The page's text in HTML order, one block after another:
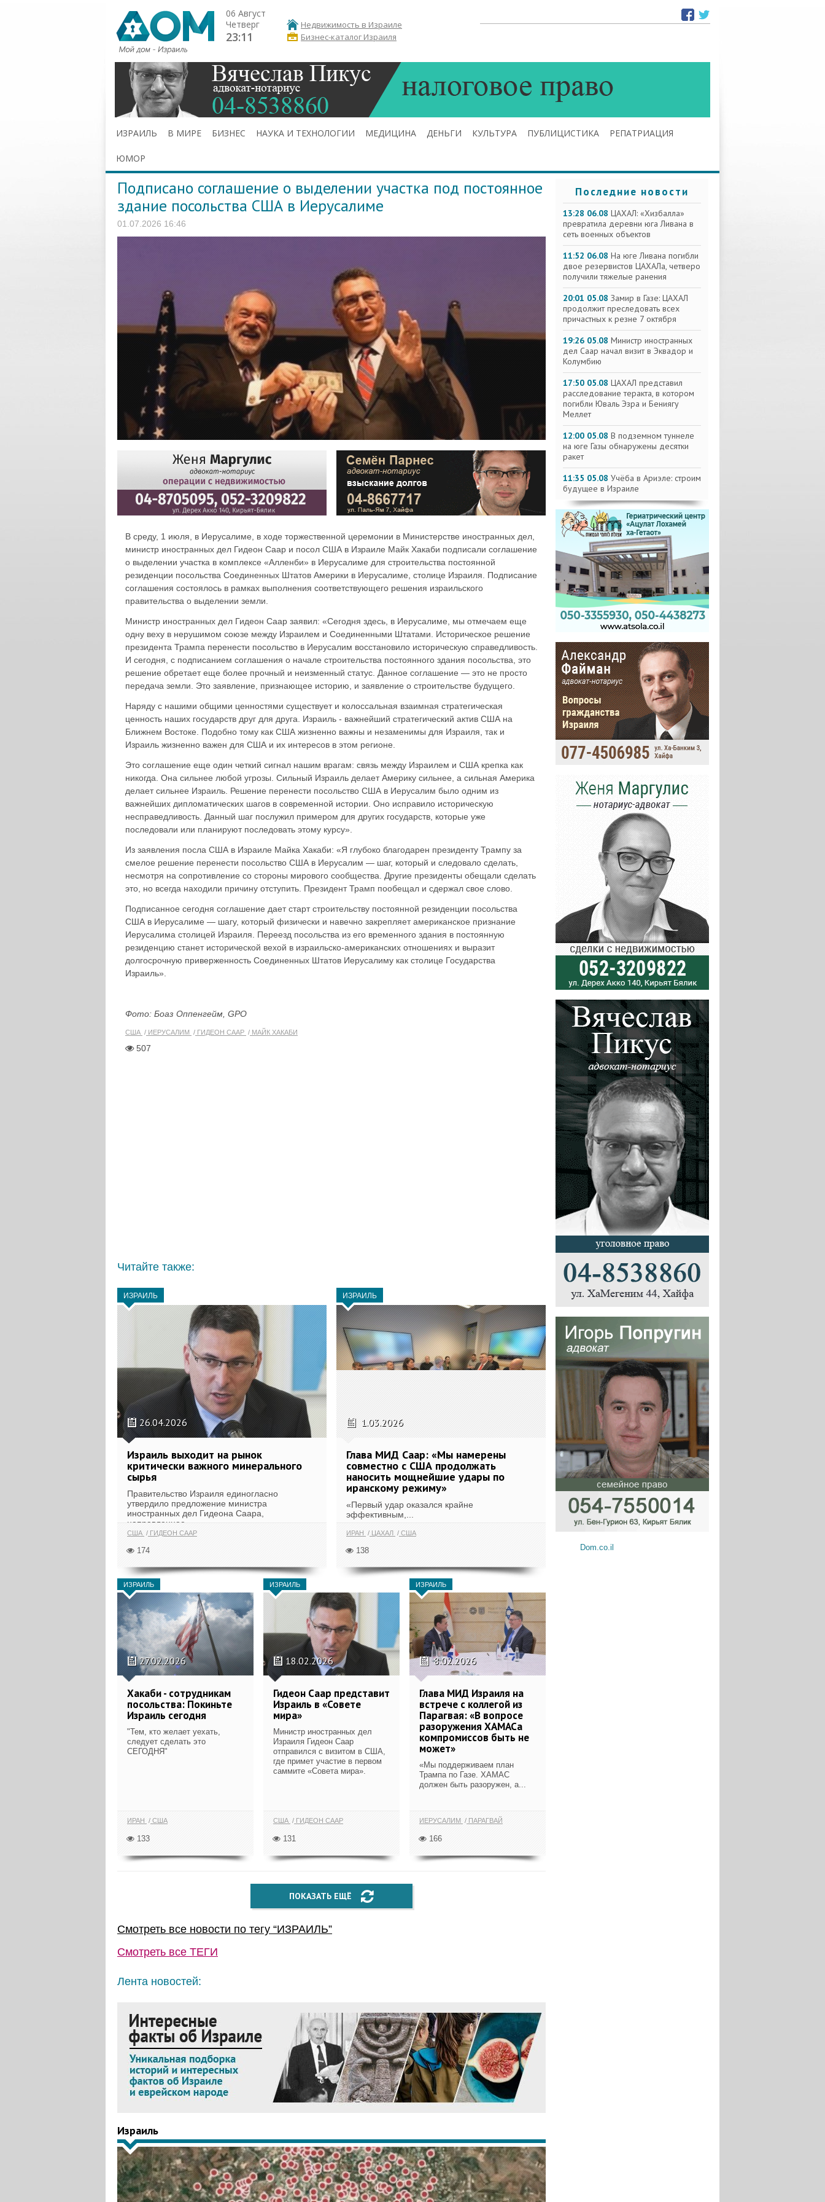
06 Август
Четверг
23:11
Недвижимость в Израиле
Бизнес-каталог Израиля
ИЗРАИЛЬ В МИРЕ БИЗНЕС НАУКА И ТЕХНОЛОГИИ МЕДИЦИНА ДЕНЬГИ КУЛЬТУРА ПУБЛИЦИСТИКА РЕПАТРИАЦИЯ
ЮМОР
Подписано соглашение о выделении участка под постоянное
здание посольства США в Иерусалиме
01.07.2026 16:46
В среду, 1 июля, в Иерусалиме, в ходе торжественной церемонии в Министерстве иностранных дел,
министр иностранных дел Гидеон Саар и посол США в Израиле Майк Хакаби подписали соглашение
о выделении участка в комплексе «Алленби» в Иерусалиме для строительства постоянной
резиденции посольства Соединенных Штатов Америки в Иерусалиме, столице Израиля. Подписание
соглашения состоялось в рамках выполнения соответствующего решения израильского
правительства о выделении земли.
Министр иностранных дел Гидеон Саар заявил: «Сегодня здесь, в Иерусалиме, мы отмечаем еще
одну веху в нерушимом союзе между Израилем и Соединенными Штатами. Историческое решение
президента Трампа перенести посольство в Иерусалим восстановило историческую справедливость.
И сегодня, с подписанием соглашения о начале строительства постоянного здания посольства, это
решение обретает еще более прочный и неизменный статус. Данное соглашение — это не просто
передача земли. Это заявление, признающее историю, и заявление о строительстве будущего.
Наряду с нашими общими ценностями существует и колоссальная взаимная стратегическая
ценность наших государств друг для друга. Израиль - важнейший стратегический актив США на
Ближнем Востоке. Подобно тому как США жизненно важны и незаменимы для Израиля, так и
Израиль жизненно важен для США и их интересов в этом регионе.
Это соглашение еще один четкий сигнал нашим врагам: связь между Израилем и США крепка как
никогда. Она сильнее любой угрозы. Сильный Израиль делает Америку сильнее, а сильная Америка
делает сильнее Израиль. Решение перенести посольство США в Иерусалим было одним из
важнейших дипломатических шагов в современной истории. Оно исправило историческую
несправедливость. Данный шаг послужил примером для других государств, которые уже
последовали или планируют последовать этому курсу».
Из заявления посла США в Израиле Майка Хакаби: «Я глубоко благодарен президенту Трампу за
смелое решение перенести посольство США в Иерусалим — шаг, который и следовало сделать,
несмотря на сопротивление со стороны мирового сообщества. Другие президенты обещали сделать
это, но всегда находили причину отступить. Президент Трамп пообещал и сдержал свое слово.
Подписанное сегодня соглашение дает старт строительству постоянной резиденции посольства
США в Иерусалиме — шагу, который физически и навечно закрепляет американское признание
Иерусалима столицей Израиля. Переезд посольства из его временного здания в постоянную
резиденцию станет исторической вехой в израильско-американских отношениях и выразит
долгосрочную приверженность Соединенных Штатов Иерусалиму как столице Государства
Израиль».
Фото: Боаз Оппенгейм, GPO
США ИЕРУСАЛИМ ГИДЕОН СААР МАЙК ХАКАБИ
507
Читайте также:
ИЗРАИЛЬ
26.04.2026
Израиль выходит на рынок
критически важного минерального
сырья
Правительство Израиля единогласно
утвердило предложение министра
иностранных дел Гидеона Саара,
направленное...
США ГИДЕОН СААР
174
ИЗРАИЛЬ
1.03.2026
Глава МИД Саар: «Мы намерены
совместно с США продолжать
наносить мощнейшие удары по
иранскому режиму»
«Первый удар оказался крайне
эффективным,...
ИРАН ЦАХАЛ США
138
ИЗРАИЛЬ
27.02.2026
Хакаби - сотрудникам
посольства: Покиньте
Израиль сегодня
"Тем, кто желает уехать,
следует сделать это
СЕГОДНЯ"
ИРАН США
133
ИЗРАИЛЬ
18.02.2026
Гидеон Саар представит
Израиль в «Совете
мира»
Министр иностранных дел
Израиля Гидеон Саар
отправился с визитом в США,
где примет участие в первом
саммите «Совета мира».
США ГИДЕОН СААР
131
ИЗРАИЛЬ
8.02.2026
Глава МИД Израиля на
встрече с коллегой из
Парагвая: «В вопросе
разоружения ХАМАСа
компромиссов быть не
может»
«Мы поддерживаем план
Трампа по Газе. ХАМАС
должен быть разоружен, а...
ИЕРУСАЛИМ ПАРАГВАЙ
166
ПОКАЗАТЬ ЕЩЁ
Смотреть все новости по тегу “ИЗРАИЛЬ”
Смотреть все ТЕГИ
Лента новостей:
Израиль
Последние новости
13:28 06.08 ЦАХАЛ: «Хизбалла»
превратила деревни юга Ливана в
сеть военных объектов
11:52 06.08 На юге Ливана погибли
двое резервистов ЦАХАЛа, четверо
получили тяжелые ранения
20:01 05.08 Замир в Газе: ЦАХАЛ
продолжит преследовать всех
причастных к резне 7 октября
19:26 05.08 Министр иностранных
дел Саар начал визит в Эквадор и
Колумбию
17:50 05.08 ЦАХАЛ представил
расследование теракта, в котором
погибли Юваль Эзра и Бениягу
Меллет
12:00 05.08 В подземном туннеле
на юге Газы обнаружены десятки
ракет
11:35 05.08 Учёба в Ариэле: строим
будущее в Израиле
Dom.co.il